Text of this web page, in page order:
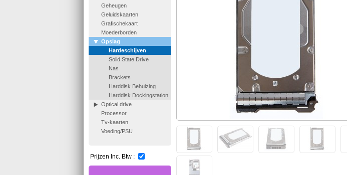
Geheugen
Geluidskaarten
Grafischekaart
Moederborden
Opslag
Hardeschijven
Solid State Drive
Nas
Brackets
Harddisk Behuizing
Harddisk Dockingstation
Optical drive
Processor
Tv-kaarten
Voeding/PSU
Prijzen Inc. Btw :